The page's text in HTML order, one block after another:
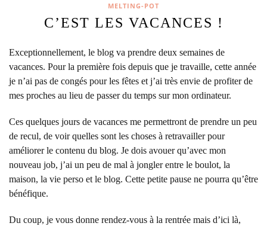
MELTING-POT
C’EST LES VACANCES !
Exceptionnellement, le blog va prendre deux semaines de
vacances. Pour la première fois depuis que je travaille, cette année
je n’ai pas de congés pour les fêtes et j’ai très envie de profiter de
mes proches au lieu de passer du temps sur mon ordinateur.
Ces quelques jours de vacances me permettront de prendre un peu
de recul, de voir quelles sont les choses à retravailler pour
améliorer le contenu du blog. Je dois avouer qu’avec mon
nouveau job, j’ai un peu de mal à jongler entre le boulot, la
maison, la vie perso et le blog. Cette petite pause ne pourra qu’être
bénéfique.
Du coup, je vous donne rendez-vous à la rentrée mais d’ici là,